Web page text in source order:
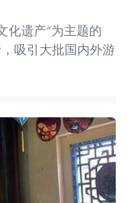
化遗产”为主题的
吸引大批国内外游